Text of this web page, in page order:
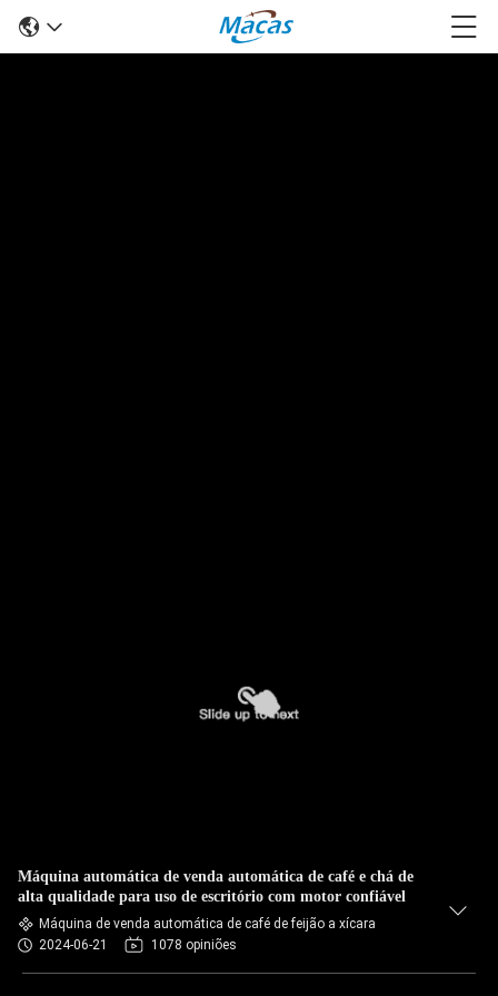
Máquina automática de venda automática de café e chá de
alta qualidade para uso de escritório com motor confiável
Máquina de venda automática de café de feijão a xícara
2024-06-21
1078 opiniões